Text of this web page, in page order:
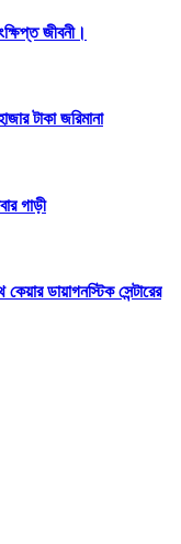
জীবনী।
টাকা জরিমানা
গাড়ী
ডায়াগনস্টিক সেন্টারের